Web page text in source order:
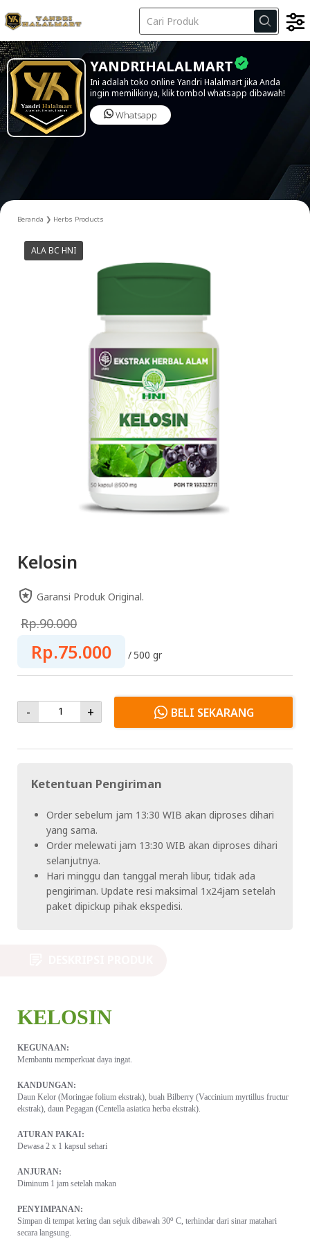
Kode Iklan
YANDRIHALALMART
Ini adalah toko online Yandri Halalmart jika Anda
ingin memilikinya, klik tombol whatsapp dibawah!
Whatsapp
Beranda ❯ Herbs Products
ALA BC HNI
Kelosin
Garansi Produk Original.
Rp.90.000
Rp.75.000 500 gr
- + BELI SEKARANG
Ketentuan Pengiriman
Order sebelum jam 13:30 WIB akan diproses dihari
yang sama.
Order melewati jam 13:30 WIB akan diproses dihari
selanjutnya.
Hari minggu dan tanggal merah libur, tidak ada
pengiriman. Update resi maksimal 1x24jam setelah
paket dipickup pihak ekspedisi.
KELOSIN
KEGUNAAN:
Membantu memperkuat daya ingat.
KANDUNGAN:
Daun Kelor (Moringae folium ekstrak), buah Bilberry (Vaccinium myrtillus fructur
ekstrak), daun Pegagan (Centella asiatica herba ekstrak).
ATURAN PAKAI:
Dewasa 2 x 1 kapsul sehari
ANJURAN:
Diminum 1 jam setelah makan
PENYIMPANAN:
Simpan di tempat kering dan sejuk dibawah 30o C, terhindar dari sinar matahari
secara langsung.